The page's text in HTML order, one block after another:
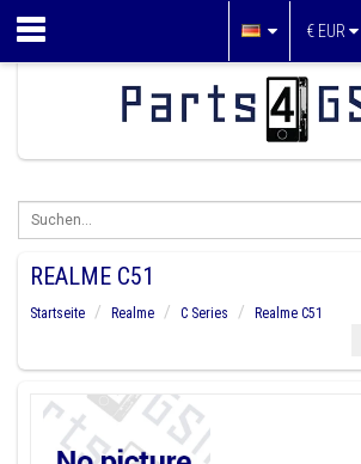
€ EUR
REALME C51
Startseite Realme C Series
Realme C51